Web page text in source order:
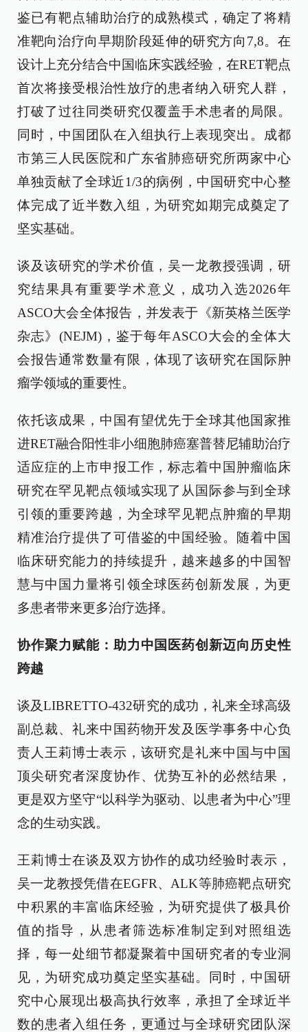
鉴已有靶点辅助治疗的成熟模式，确定了将精
准靶向治疗向早期阶段延伸的研究方向7,8。在
设计上充分结合中国临床实践经验，在RET靶点
首次将接受根治性放疗的患者纳入研究人群，
打破了过往同类研究仅覆盖手术患者的局限。
同时，中国团队在入组执行上表现突出。成都
市第三人民医院和广东省肺癌研究所两家中心
单独贡献了全球近1/3的病例，中国研究中心整
体完成了近半数入组，为研究如期完成奠定了
坚实基础。
谈及该研究的学术价值，吴一龙教授强调，研
究结果具有重要学术意义，成功入选2026年
ASCO大会全体报告，并发表于《新英格兰医学
杂志》(NEJM)，鉴于每年ASCO大会的全体大
会报告通常数量有限，体现了该研究在国际肿
瘤学领域的重要性。
依托该成果，中国有望优先于全球其他国家推
进RET融合阳性非小细胞肺癌塞普替尼辅助治疗
适应症的上市申报工作，标志着中国肿瘤临床
研究在罕见靶点领域实现了从国际参与到全球
引领的重要跨越，为全球罕见靶点肿瘤的早期
精准治疗提供了可借鉴的中国经验。随着中国
临床研究能力的持续提升，越来越多的中国智
慧与中国力量将引领全球医药创新发展，为更
多患者带来更多治疗选择。
协作聚力赋能：助力中国医药创新迈向历史性
跨越
谈及LIBRETTO-432研究的成功，礼来全球高级
副总裁、礼来中国药物开发及医学事务中心负
责人王莉博士表示，该研究是礼来中国与中国
顶尖研究者深度协作、优势互补的必然结果，
更是双方坚守“以科学为驱动、以患者为中心”理
念的生动实践。
王莉博士在谈及双方协作的成功经验时表示，
吴一龙教授凭借在EGFR、ALK等肺癌靶点研究
中积累的丰富临床经验，为研究提供了极具价
值的指导，从患者筛选标准制定到对照组选
择，每一处细节都凝聚着中国研究者的专业洞
见，为研究成功奠定坚实基础。同时，中国研
究中心展现出极高执行效率，承担了全球近半
数的患者入组任务，更通过与全球研究团队深